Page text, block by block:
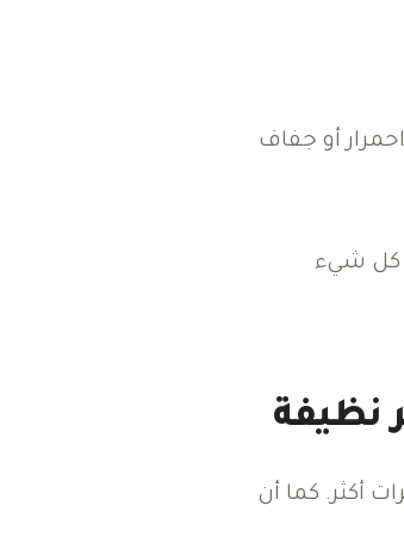
أو جفاف
كل شيء
نظيفة
أكثر. كما أن